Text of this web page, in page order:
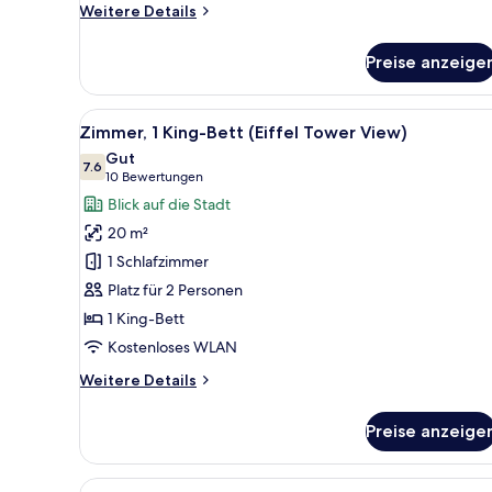
Weitere Details
Weitere
Zweibettzimmer
Preise
Alle
Fotos
für
Zimmer,
1 King-
Bett
(Eiffel
Tower
View)
anzeigen
Ein modernes Hotelzimmer
8
Zimmer, 1 King-Bett (Eiffel Tower View)
7.67.6 von 10
Gut
10 Bewertungen
(10
Bewertungen)
Blick auf die Stadt
20 m²
1 Schlafzimmer
Platz für 2 Personen
1 King-Bett
Kostenloses WLAN
Weitere Details
Weitere
1 King-
Bett
Preise